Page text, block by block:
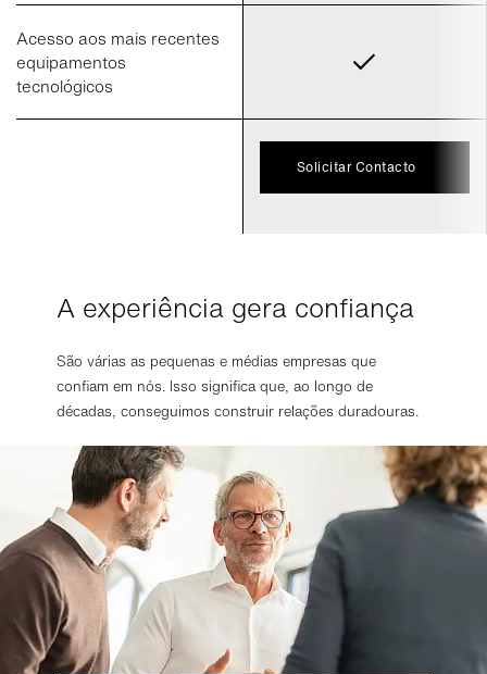
Acesso aos mais recentes
equipamentos
tecnológicos
Solicitar Contacto
A experiência gera confiança
São várias as pequenas e médias empresas que
confiam em nós. Isso significa que, ao longo de
décadas, conseguimos construir relações duradouras.